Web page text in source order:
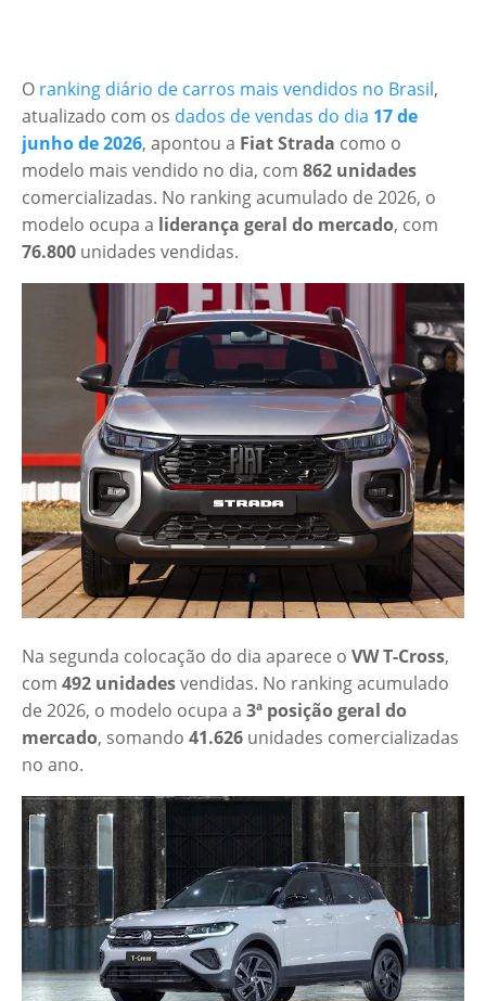
O ranking diário de carros mais vendidos no Brasil,
atualizado com os dados de vendas do dia 17 de
junho de 2026, apontou a Fiat Strada como o
modelo mais vendido no dia, com 862 unidades
comercializadas. No ranking acumulado de 2026, o
modelo ocupa a liderança geral do mercado, com
76.800 unidades vendidas.
Na segunda colocação do dia aparece o VW T-Cross,
com 492 unidadesvendidas. No ranking acumulado
de 2026, o modelo ocupa a 3ª posição geral do
mercado, somando 41.626 unidades comercializadas
no ano.